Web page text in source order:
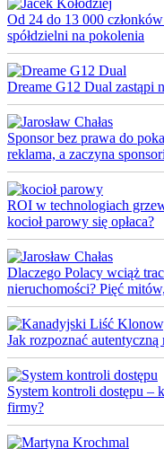
Od 24 do 13 000
spółdzielni na pokolenia
Dreame G12 Dual zastąpi
Sponsor bez prawa do
reklama, a zaczyna
ROI w technologiach
kocioł parowy się opłaca?
Dlaczego Polacy wciąż
nieruchomości? Pięć
Jak rozpoznać
System kontroli dostępu –
firmy?